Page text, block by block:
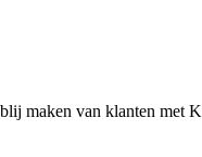
maken van klanten met